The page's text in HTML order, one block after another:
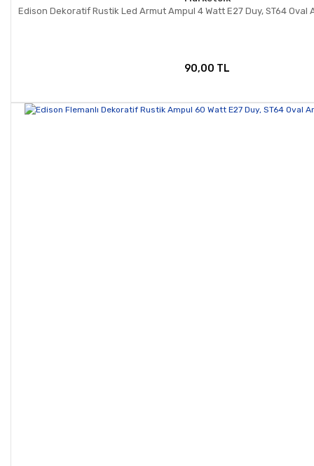
Edison Dekoratif Rustik Led Armut Ampul 4 Watt E27 Duy, ST64 Oval
90,00 TL